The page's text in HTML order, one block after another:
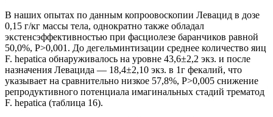
В наших опытах по данным копроовоскопии Левацид в дозе
0,15 г/кг массы тела, однократно также обладал
экстенсэффективностью при фасциолезе баранчиков равной
50,0%, Р>0,001. До дегельминтизации среднее количество яиц
F. hepatica обнаруживалось на уровне 43,6±2,2 экз. и после
назначения Левацида — 18,4±2,10 экз. в 1г фекалий, что
указывает на сравнительно низкое 57,8%, Р>0,005 снижение
репродуктивного потенциала имагинальных стадий трематод
F. hepatica (таблица 16).